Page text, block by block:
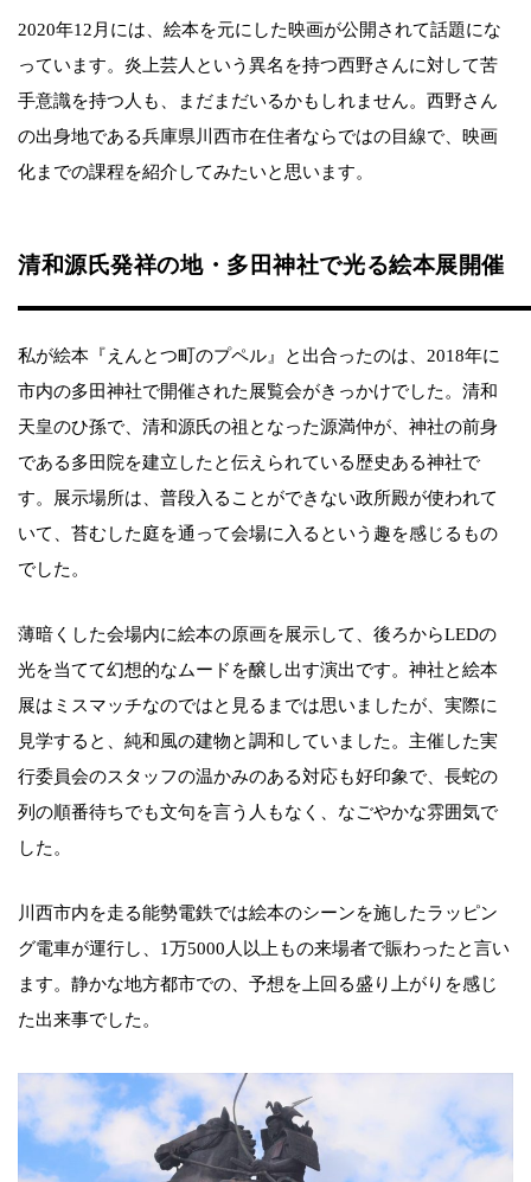
2020年12月には、絵本を元にした映画が公開されて話題にな
っています。炎上芸人という異名を持つ西野さんに対して苦
手意識を持つ人も、まだまだいるかもしれません。西野さん
の出身地である兵庫県川西市在住者ならではの目線で、映画
化までの課程を紹介してみたいと思います。
清和源氏発祥の地・多田神社で光る絵本展開催
私が絵本『えんとつ町のプペル』と出合ったのは、2018年に
市内の多田神社で開催された展覧会がきっかけでした。清和
天皇のひ孫で、清和源氏の祖となった源満仲が、神社の前身
である多田院を建立したと伝えられている歴史ある神社で
す。展示場所は、普段入ることができない政所殿が使われて
いて、苔むした庭を通って会場に入るという趣を感じるもの
でした。
薄暗くした会場内に絵本の原画を展示して、後ろからLEDの
光を当てて幻想的なムードを醸し出す演出です。神社と絵本
展はミスマッチなのではと見るまでは思いましたが、実際に
見学すると、純和風の建物と調和していました。主催した実
行委員会のスタッフの温かみのある対応も好印象で、長蛇の
列の順番待ちでも文句を言う人もなく、なごやかな雰囲気で
した。
川西市内を走る能勢電鉄では絵本のシーンを施したラッピン
グ電車が運行し、1万5000人以上もの来場者で賑わったと言い
ます。静かな地方都市での、予想を上回る盛り上がりを感じ
た出来事でした。